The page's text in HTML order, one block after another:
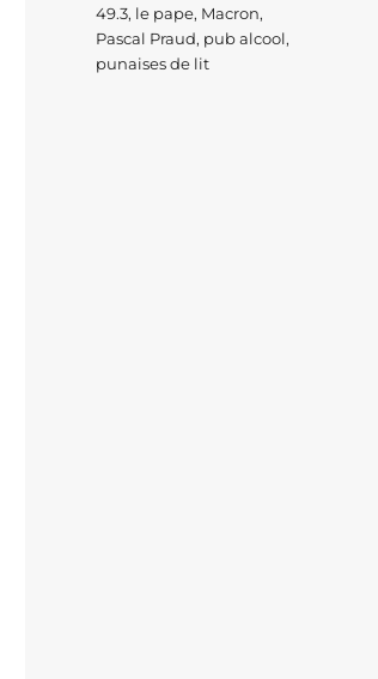
Étiquettes
49.3, le pape, Macron,
Pascal Praud, pub alcool,
punaises de lit